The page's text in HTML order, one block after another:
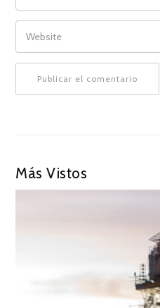
WEBSITE
Más Vistos